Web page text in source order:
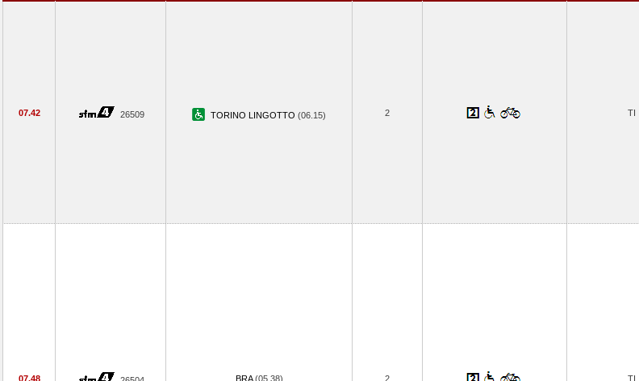
07.42 26509 TORINO LINGOTTO (06.15) 2 TI
07.48 BRA(05.38) 2 TI